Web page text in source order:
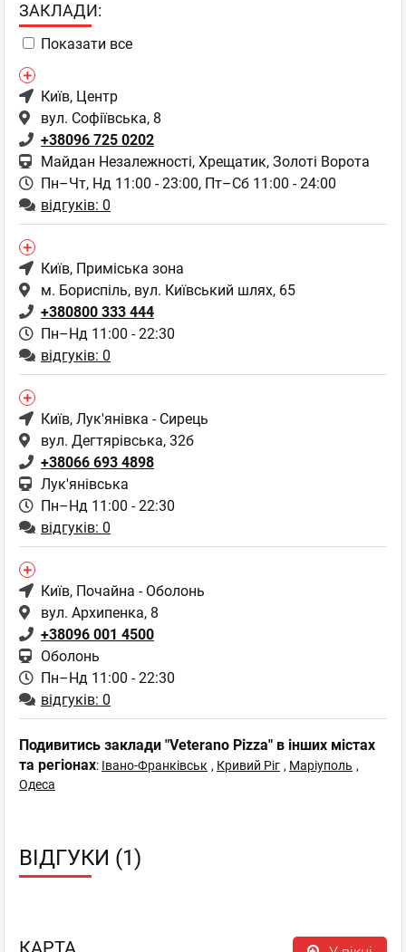
ЗАКЛАДИ:
Показати все
Київ, Центр
вул. Софіївська, 8
+38096 725 0202
Майдан Незалежності, Хрещатик, Золоті Ворота
Пн–Чт, Нд 11:00 - 23:00, Пт–Сб 11:00 - 24:00
відгуків: 0
Київ, Приміська зона
м. Бориспіль, вул. Київський шлях, 65
+380800 333 444
Пн–Нд 11:00 - 22:30
відгуків: 0
Київ, Лук'янівка - Сирець
вул. Дегтярівська, 32б
+38066 693 4898
Лук'янівська
Пн–Нд 11:00 - 22:30
відгуків: 0
Київ, Почайна - Оболонь
вул. Архипенка, 8
+38096 001 4500
Оболонь
Пн–Нд 11:00 - 22:30
відгуків: 0
Подивитись заклади "Veterano Pizza" в інших містах
та регіонах: Івано-Франківськ , Кривий Ріг , Маріуполь ,
Одеса
ВІДГУКИ (1)
КАРТА